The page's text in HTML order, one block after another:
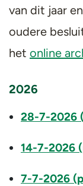
van dit jaar
oudere
het online
2026
28-7-2026
14-7-2026
7-7-2026